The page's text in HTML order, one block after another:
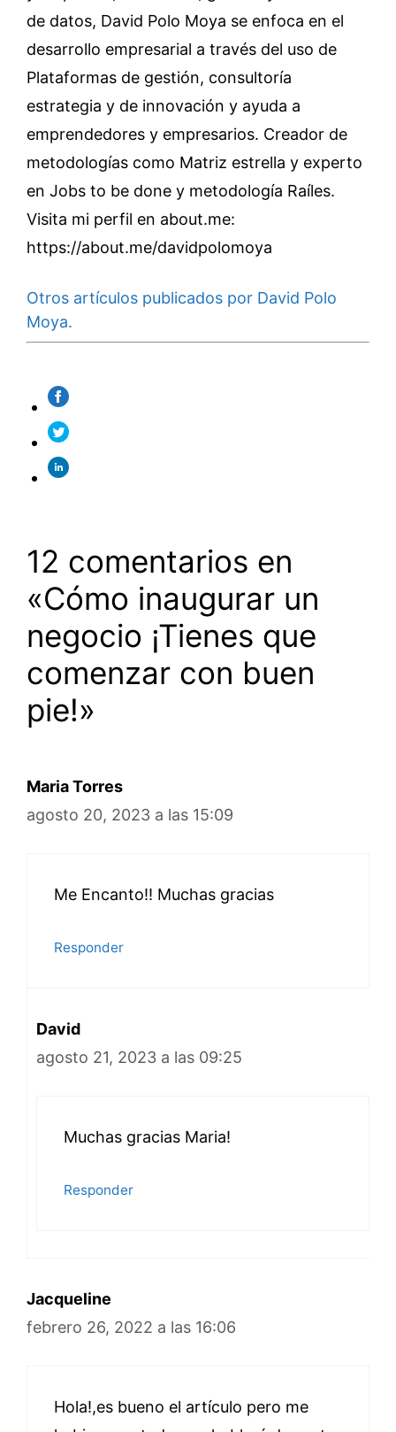
de datos, David Polo Moya se enfoca en el
desarrollo empresarial a través del uso de
Plataformas de gestión, consultoría
estrategia y de innovación y ayuda a
emprendedores y empresarios. Creador de
metodologías como Matriz estrella y experto
en Jobs to be done y metodología Raíles.
Visita mi perfil en about.me:
https://about.me/davidpolomoya
Otros artículos publicados por David Polo
Moya.
12 comentarios en
«Cómo inaugurar un
negocio ¡Tienes que
comenzar con buen
pie!»
Maria Torres
agosto 20, 2023 a las 15:09
Me Encanto!! Muchas gracias
Responder
David
agosto 21, 2023 a las 09:25
Muchas gracias Maria!
Responder
Jacqueline
febrero 26, 2022 a las 16:06
Hola!,es bueno el artículo pero me